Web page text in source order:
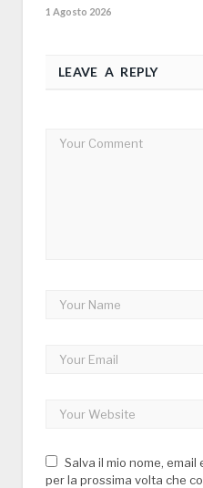
1 Agosto 2026
LEAVE A REPLY
Salva il mio nome,
per la prossima volta che